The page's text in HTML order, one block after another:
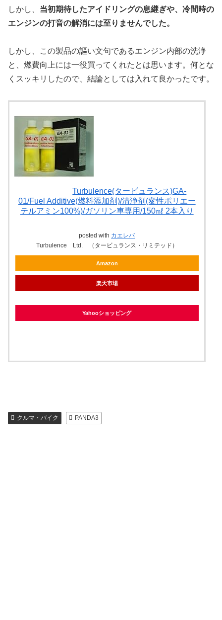
しかし、 当初期待したアイドリングの息継ぎや、冷間時の
エンジンの打音の解消には至りませんでした。
しかし、この製品の謳い文句であるエンジン内部の洗浄
と、燃費向上には一役買ってくれたとは思います。何とな
くスッキリしたので、結論としては入れて良かったです。
Turbulence(タービュランス)GA-
01/Fuel Additive(燃料添加剤)/清浄剤(変性ポリエー
テルアミン100%)/ガソリン車専用/150㎖ 2本入り
posted with カエレバ
Turbulence Ltd. （タービュランス・リミテッド）
Amazon
楽天市場
Yahooショッピング
クルマ・バイク PANDA3